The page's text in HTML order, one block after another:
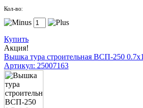
Кол-во:
Купить
Акция!
Вышка тура строительная ВСП-250
Артикул: 25007163